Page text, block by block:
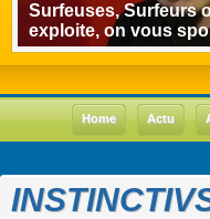
Surfeuses, Surfeurs
exploite, on vous
Home Actu